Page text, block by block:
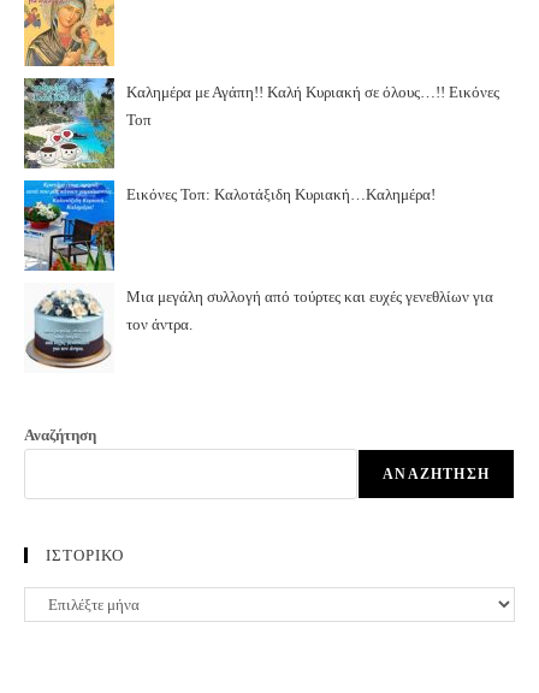
Καλημέρα με Αγάπη!! Καλή Κυριακή σε όλους…!! Εικόνες
Τοπ
Εικόνες Τοπ: Καλοτάξιδη Κυριακή…Καλημέρα!
Μια μεγάλη συλλογή από τούρτες και ευχές γενεθλίων για
τον άντρα.
Αναζήτηση
ΑΝΑΖΉΤΗΣΗ
ΙΣΤΟΡΙΚΟ
ΙΣΤΟΡΙΚΟ